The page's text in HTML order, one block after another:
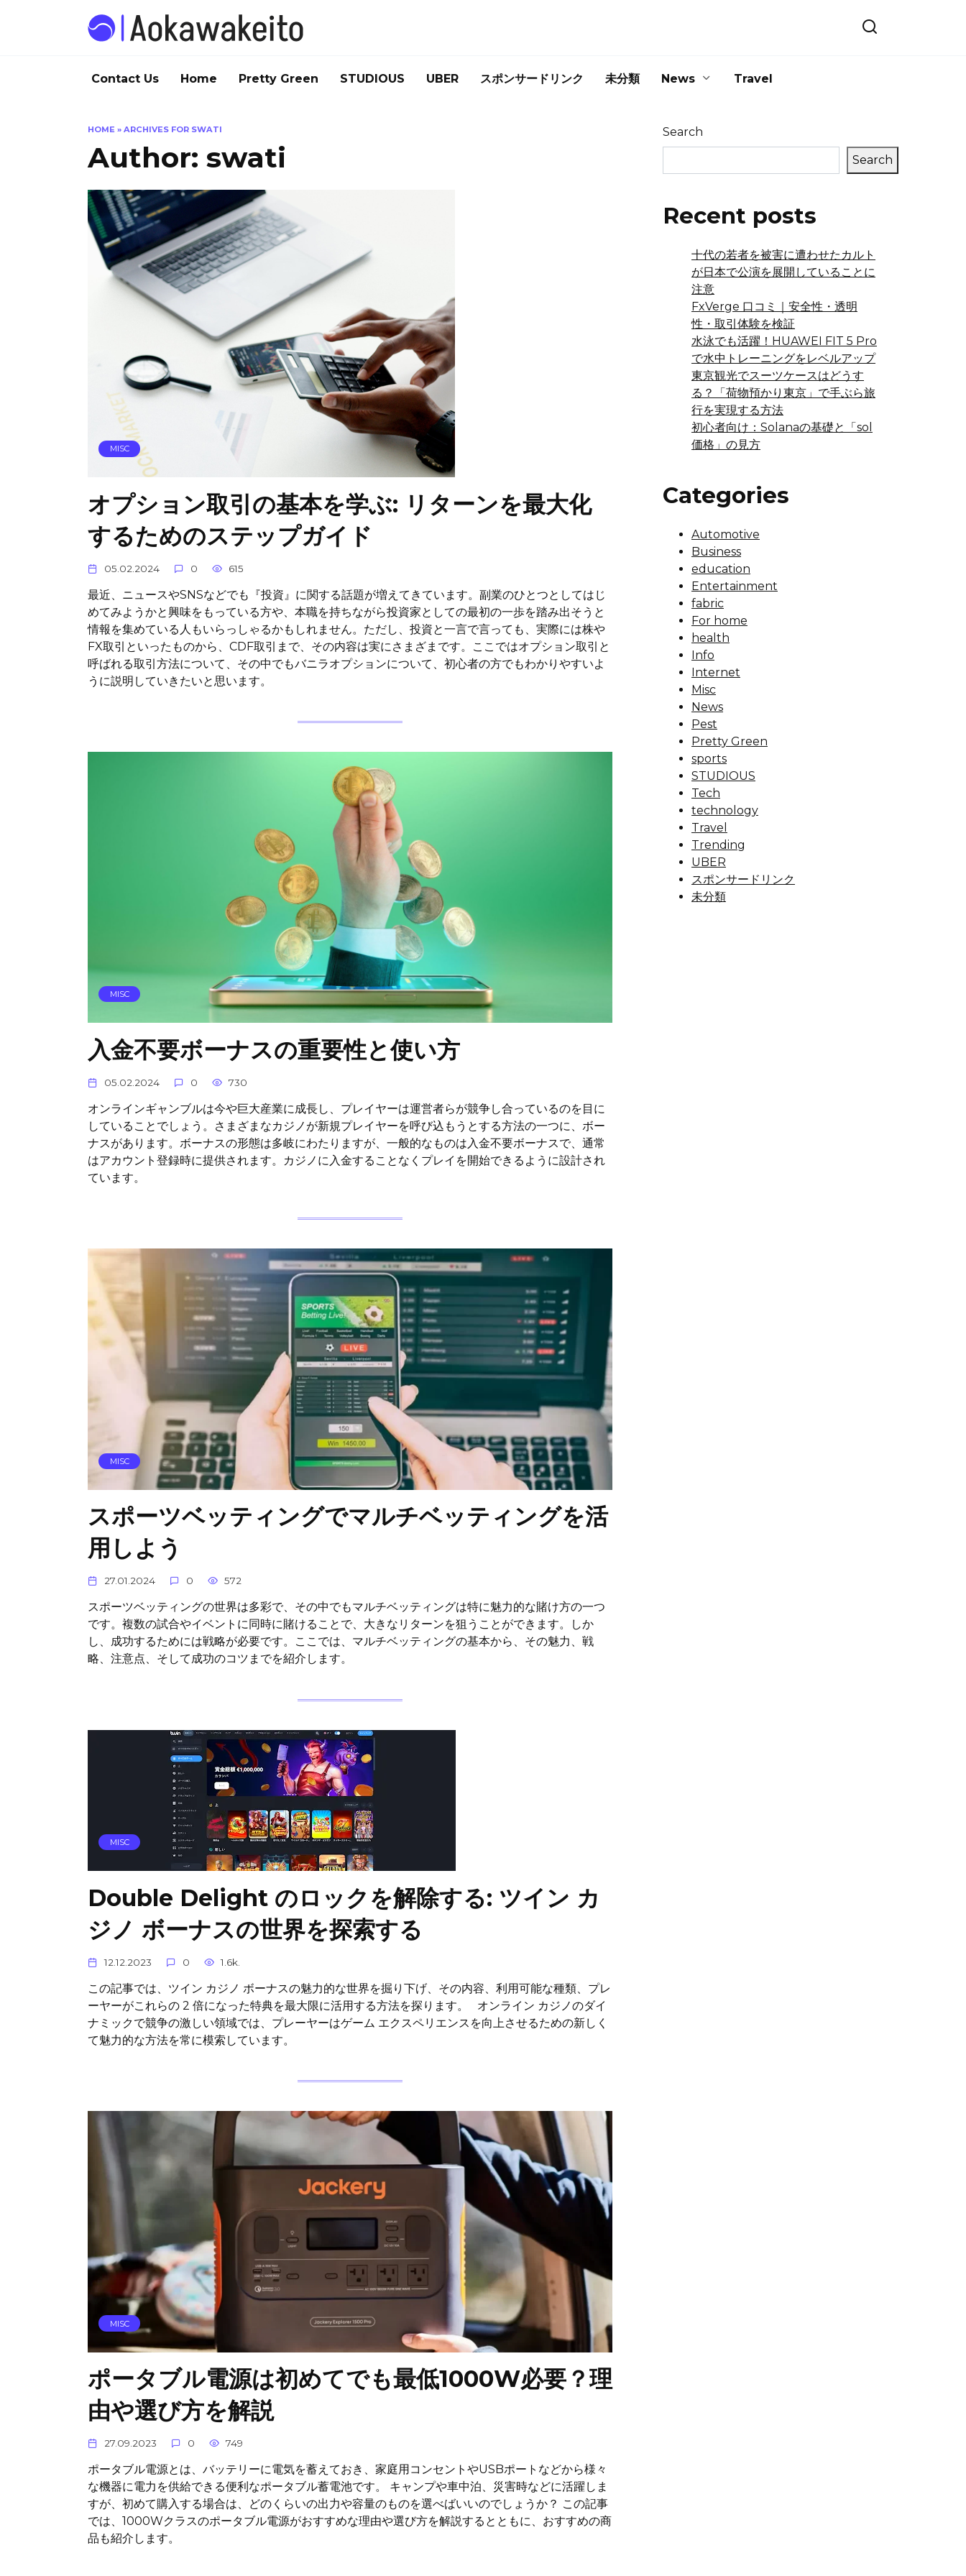
Contact Us Home Pretty Green STUDIOUS UBER スポンサードリンク 未分類 News Travel
HOME » ARCHIVES FOR SWATI
Author: swati
MISC
オプション取引の基本を学ぶ: リターンを最大化
するためのステップガイド
05.02.2024 0 615
最近、ニュースやSNSなどでも『投資』に関する話題が増えてきています。副業のひとつとしてはじ
めてみようかと興味をもっている方や、本職を持ちながら投資家としての最初の一歩を踏み出そうと
情報を集めている人もいらっしゃるかもしれません。ただし、投資と一言で言っても、実際には株や
FX取引といったものから、CDF取引まで、その内容は実にさまざまです。ここではオプション取引と
呼ばれる取引方法について、その中でもバニラオプションについて、初心者の方でもわかりやすいよ
うに説明していきたいと思います。
MISC
入金不要ボーナスの重要性と使い方
05.02.2024 0 730
オンラインギャンブルは今や巨大産業に成長し、プレイヤーは運営者らが競争し合っているのを目に
していることでしょう。さまざまなカジノが新規プレイヤーを呼び込もうとする方法の一つに、ボー
ナスがあります。ボーナスの形態は多岐にわたりますが、一般的なものは入金不要ボーナスで、通常
はアカウント登録時に提供されます。カジノに入金することなくプレイを開始できるように設計され
ています。
MISC
スポーツベッティングでマルチベッティングを活
用しよう
27.01.2024 0 572
スポーツベッティングの世界は多彩で、その中でもマルチベッティングは特に魅力的な賭け方の一つ
です。複数の試合やイベントに同時に賭けることで、大きなリターンを狙うことができます。しか
し、成功するためには戦略が必要です。ここでは、マルチベッティングの基本から、その魅力、戦
略、注意点、そして成功のコツまでを紹介します。
MISC
Double Delight のロックを解除する: ツイン カ
ジノ ボーナスの世界を探索する
12.12.2023 0 1.6k.
この記事では、ツイン カジノ ボーナスの魅力的な世界を掘り下げ、その内容、利用可能な種類、プレ
ーヤーがこれらの 2 倍になった特典を最大限に活用する方法を探ります。 オンライン カジノのダイ
ナミックで競争の激しい領域では、プレーヤーはゲーム エクスペリエンスを向上させるための新しく
て魅力的な方法を常に模索しています。
MISC
ポータブル電源は初めてでも最低1000W必要？理
由や選び方を解説
27.09.2023 0 749
ポータブル電源とは、バッテリーに電気を蓄えておき、家庭用コンセントやUSBポートなどから様々
な機器に電力を供給できる便利なポータブル蓄電池です。 キャンプや車中泊、災害時などに活躍しま
すが、初めて購入する場合は、どのくらいの出力や容量のものを選べばいいのでしょうか？ この記事
では、1000Wクラスのポータブル電源がおすすめな理由や選び方を解説するとともに、おすすめの商
品も紹介します。
Search
Search
Recent posts
十代の若者を被害に遭わせたカルト
が日本で公演を展開していることに
注意
FxVerge 口コミ｜安全性・透明
性・取引体験を検証
水泳でも活躍！HUAWEI FIT 5 Pro
で水中トレーニングをレベルアップ
東京観光でスーツケースはどうす
る？「荷物預かり東京」で手ぶら旅
行を実現する方法
初心者向け：Solanaの基礎と「sol
価格」の見方
Categories
Automotive
Business
education
Entertainment
fabric
For home
health
Info
Internet
Misc
News
Pest
Pretty Green
sports
STUDIOUS
Tech
technology
Travel
Trending
UBER
スポンサードリンク
未分類